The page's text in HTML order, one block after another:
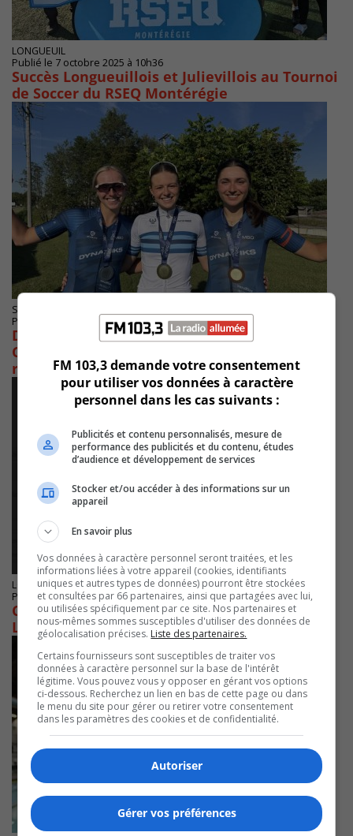
LONGUEUIL
Publié le 7 octobre 2025 à 10h36
Succès Longueuillois et Julievillois au Tournoi
de Soccer du RSEQ Montérégie
SAINT-LAMBERT
Publié le 25 août 2025 à 11h08
Des cyclistes de la Rive-Sud médaillés aux
Championnats québécois de cyclisme sur
route
LONGUEUIL
Publié le 25 août 2025 à 07h56
Cinq fois médaillé, Talbot fait rayonner
Longueuil
FM 103,3 demande votre consentement
pour utiliser vos données à caractère
personnel dans les cas suivants :
Publicités et contenu personnalisés, mesure de
performance des publicités et du contenu, études
d’audience et développement de services
Stocker et/ou accéder à des informations sur un
appareil
En savoir plus
Vos données à caractère personnel seront traitées, et les
informations liées à votre appareil (cookies, identifiants
uniques et autres types de données) pourront être stockées
et consultées par 66 partenaires, ainsi que partagées avec lui,
ou utilisées spécifiquement par ce site. Nos partenaires et
nous-mêmes sommes susceptibles d'utiliser des données de
géolocalisation précises. Liste des partenaires.
Certains fournisseurs sont susceptibles de traiter vos
données à caractère personnel sur la base de l'intérêt
légitime. Vous pouvez vous y opposer en gérant vos options
ci-dessous. Recherchez un lien en bas de cette page ou dans
le menu du site pour gérer ou retirer votre consentement
dans les paramètres des cookies et de confidentialité.
Autoriser
Gérer vos préférences